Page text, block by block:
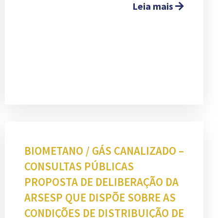
Leia mais
BIOMETANO / GÁS CANALIZADO –
CONSULTAS PÚBLICAS
PROPOSTA DE DELIBERAÇÃO DA
ARSESP QUE DISPÕE SOBRE AS
CONDIÇÕES DE DISTRIBUIÇÃO DE